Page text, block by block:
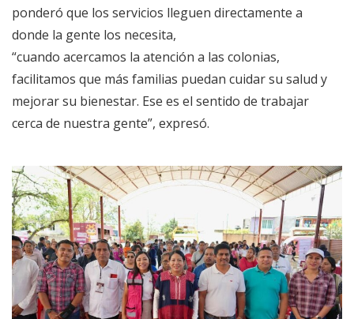
ponderó que los servicios lleguen directamente a
donde la gente los necesita,
“cuando acercamos la atención a las colonias,
facilitamos que más familias puedan cuidar su salud y
mejorar su bienestar. Ese es el sentido de trabajar
cerca de nuestra gente”, expresó.